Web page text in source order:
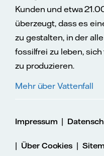
Kunden und etwa
überzeugt, dass es
zu gestalten, in der
fossilfrei zu leben,
zu produzieren.
Mehr über Vattenfall
Impressum |
| Über Cookies |